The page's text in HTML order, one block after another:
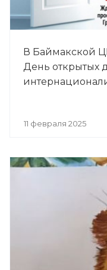
В Баймакской
День открытых
11 февраля 2025